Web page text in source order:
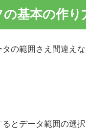
基本の作り
の範囲さえ間違え
とデータ範囲の選